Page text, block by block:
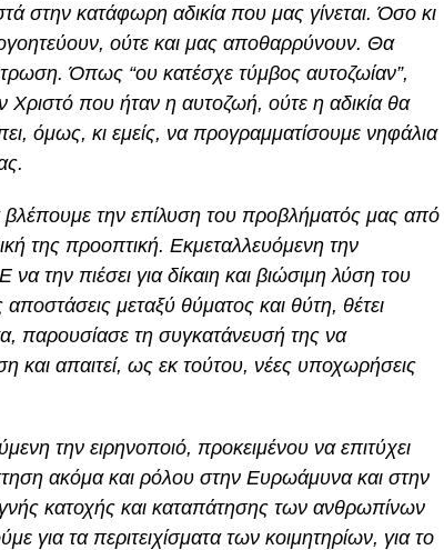
στην κατάφωρη αδικία που μας γίνεται. Όσο κι
ούτε και μας αποθαρρύνουν. Θα
Όπως “ου κατέσχε τύμβος αυτοζωίαν”,
που ήταν η αυτοζωή, ούτε η αδικία θα
όμως, κι εμείς, να προγραμματίσουμε νηφάλια
την επίλυση του προβλήματός μας από
της προοπτική. Εκμεταλλευόμενη την
την πιέσει για δίκαιη και βιώσιμη λύση του
μεταξύ θύματος και θύτη, θέτει
παρουσίασε τη συγκατάνευσή της να
και απαιτεί, ως εκ τούτου, νέες υποχωρήσεις
την ειρηνοποιό, προκειμένου να επιτύχει
ακόμα και ρόλου στην Ευρωάμυνα και στην
κατοχής και καταπάτησης των ανθρωπίνων
για τα περιτειχίσματα των κοιμητηρίων, για το